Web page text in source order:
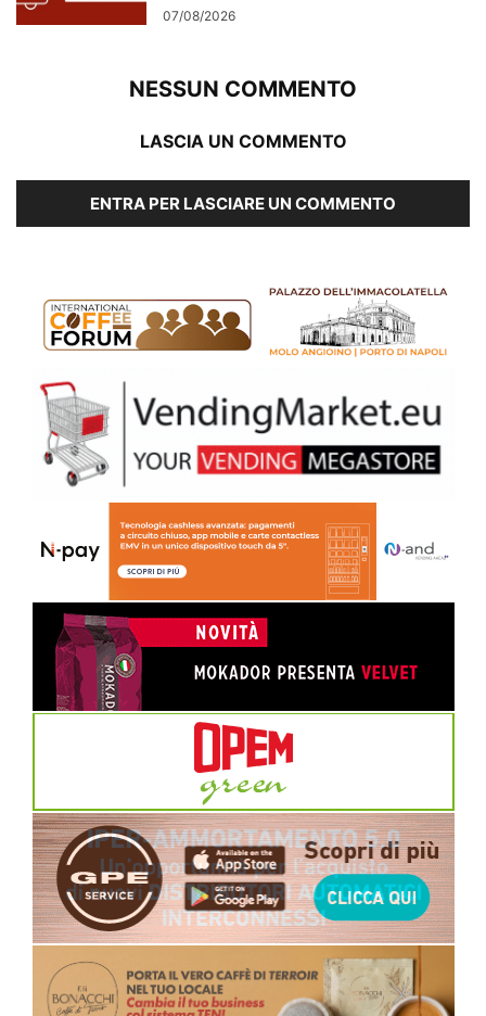
07/08/2026
NESSUN COMMENTO
LASCIA UN COMMENTO
ENTRA PER LASCIARE UN COMMENTO